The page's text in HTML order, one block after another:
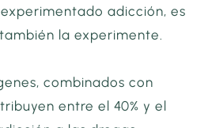
adicción, es
la experimente.
combinados con
entre el 40% y el